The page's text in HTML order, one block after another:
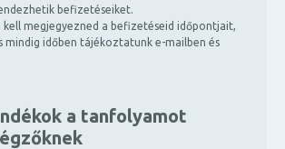
befizetéseiket.
kell megjegyezned a befizetéseid időpontjait,
mindig időben tájékoztatunk e-mailben és
a tanfolyamot